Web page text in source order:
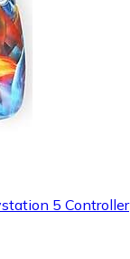
5 Controller